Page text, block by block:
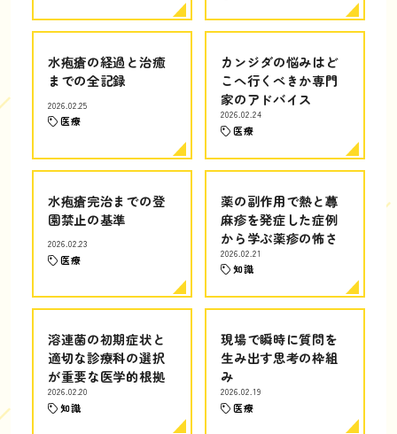
水疱瘡の経過と治癒
までの全記録
2026.02.25
医療
カンジダの悩みはど
こへ行くべきか専門
家のアドバイス
2026.02.24
医療
水疱瘡完治までの登
園禁止の基準
2026.02.23
医療
薬の副作用で熱と蕁
麻疹を発症した症例
から学ぶ薬疹の怖さ
2026.02.21
知識
溶連菌の初期症状と
適切な診療科の選択
が重要な医学的根拠
2026.02.20
知識
現場で瞬時に質問を
生み出す思考の枠組
み
2026.02.19
医療